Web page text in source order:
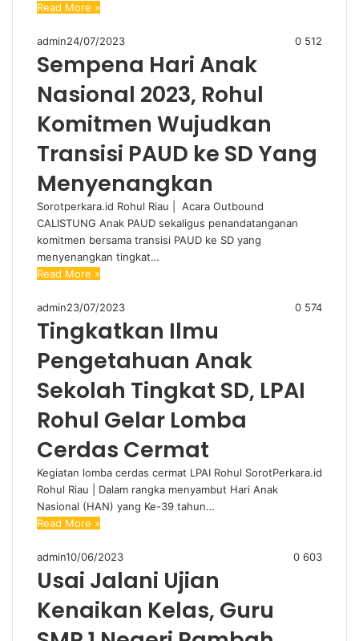
Read More »
admin24/07/2023 0 512
Sempena Hari Anak
Nasional 2023, Rohul
Komitmen Wujudkan
Transisi PAUD ke SD Yang
Menyenangkan
Sorotperkara.id Rohul Riau | Acara Outbound
CALISTUNG Anak PAUD sekaligus penandatanganan
komitmen bersama transisi PAUD ke SD yang
menyenangkan tingkat…
Read More »
admin23/07/2023 0 574
Tingkatkan Ilmu
Pengetahuan Anak
Sekolah Tingkat SD, LPAI
Rohul Gelar Lomba
Cerdas Cermat
Kegiatan lomba cerdas cermat LPAI Rohul SorotPerkara.id
Rohul Riau | Dalam rangka menyambut Hari Anak
Nasional (HAN) yang Ke-39 tahun…
Read More »
admin10/06/2023 0 603
Usai Jalani Ujian
Kenaikan Kelas, Guru